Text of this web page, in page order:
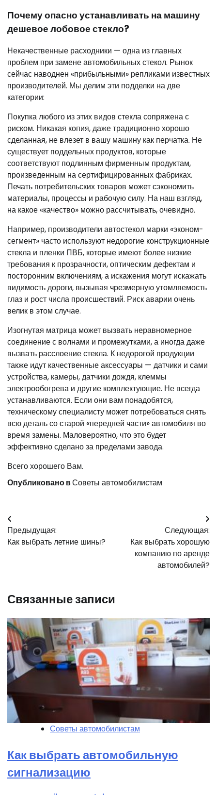
Почему опасно устанавливать на машину
дешевое лобовое стекло?
Некачественные расходники — одна из главных
проблем при замене автомобильных стекол. Рынок
сейчас наводнен «прибыльными» репликами известных
производителей. Мы делим эти подделки на две
категории:
Покупка любого из этих видов стекла сопряжена с
риском. Никакая копия, даже традиционно хорошо
сделанная, не влезет в вашу машину как перчатка. Не
существует поддельных продуктов, которые
соответствуют подлинным фирменным продуктам,
произведенным на сертифицированных фабриках.
Печать потребительских товаров может сэкономить
материалы, процессы и рабочую силу. На наш взгляд,
на какое «качество» можно рассчитывать, очевидно.
Например, производители автостекол марки «эконом-
сегмент» часто используют недорогие конструкционные
стекла и пленки ПВБ, которые имеют более низкие
требования к прозрачности, оптическим дефектам и
посторонним включениям, а искажения могут искажать
видимость дороги, вызывая чрезмерную утомляемость
глаз и рост числа происшествий. Риск аварии очень
велик в этом случае.
Изогнутая матрица может вызвать неравномерное
соединение с волнами и промежутками, а иногда даже
вызвать расслоение стекла. К недорогой продукции
также идут качественные аксессуары — датчики и сами
устройства, камеры, датчики дождя, клеммы
электрообогрева и другие комплектующие. Не всегда
устанавливаются. Если они вам понадобятся,
техническому специалисту может потребоваться снять
всю деталь со старой «передней части» автомобиля во
время замены. Маловероятно, что это будет
эффективно сделано за пределами завода.
Всего хорошего Вам.
Опубликовано вСоветы автомобилистам
Навигация
по
Предыдущая:
Как выбрать летние шины?
Следующая:
Как выбрать хорошую
компанию по аренде
автомобилей?
Связанные записи
Советы автомобилистам
Как выбрать автомобильную
сигнализацию